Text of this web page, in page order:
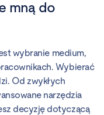
mną do
wybranie medium,
Wybierać
Od zwykłych
narzędzia
decyzję dotyczącą